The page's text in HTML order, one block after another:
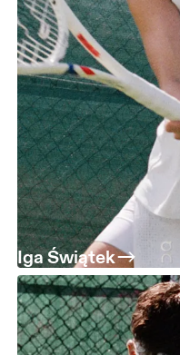
Iga Świątek